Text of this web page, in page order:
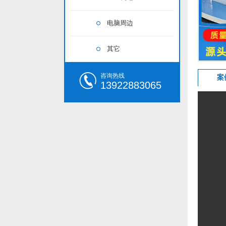
电脑周边
其它
咨询热线
13922883065
案